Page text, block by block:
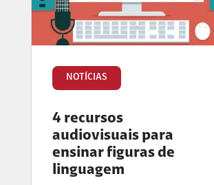
NOTÍCIAS
4 recursos
audiovisuais para
ensinar figuras de
linguagem